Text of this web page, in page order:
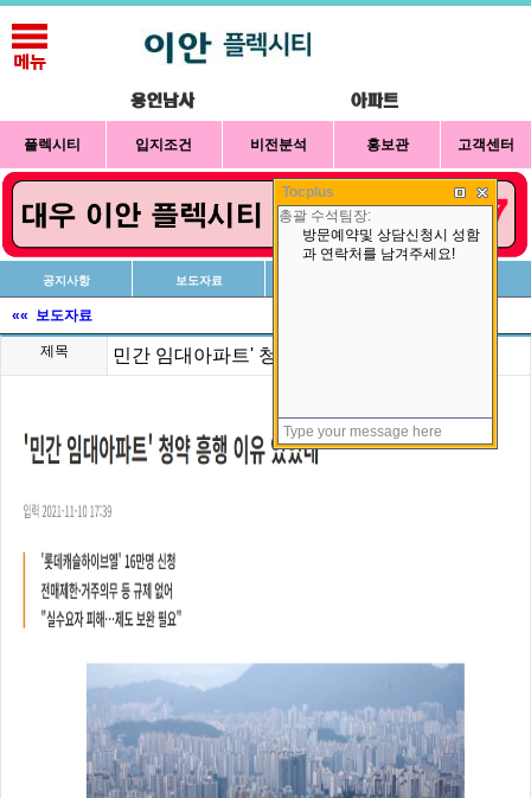
플렉시티 입지조건 비전분석 홍보관 고객센터
공지사항 보도자료
«« 보도자료
제목 민간 임대아파트' 청약 흥행 이유 있었네
Tocplus